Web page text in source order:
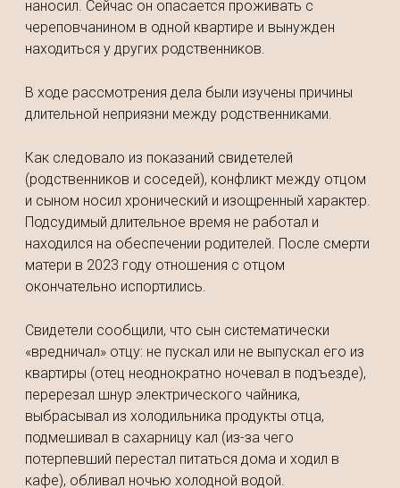
наносил. Сейчас он опасается проживать с
череповчанином в одной квартире и вынужден
находиться у других родственников.
В ходе рассмотрения дела были изучены причины
длительной неприязни между родственниками.
Как следовало из показаний свидетелей
(родственников и соседей), конфликт между отцом
и сыном носил хронический и изощренный характер.
Подсудимый длительное время не работал и
находился на обеспечении родителей. После смерти
матери в 2023 году отношения с отцом
окончательно испортились.
Свидетели сообщили, что сын систематически
«вредничал» отцу: не пускал или не выпускал его из
квартиры (отец неоднократно ночевал в подъезде),
перерезал шнур электрического чайника,
выбрасывал из холодильника продукты отца,
подмешивал в сахарницу кал (из-за чего
потерпевший перестал питаться дома и ходил в
кафе), обливал ночью холодной водой.